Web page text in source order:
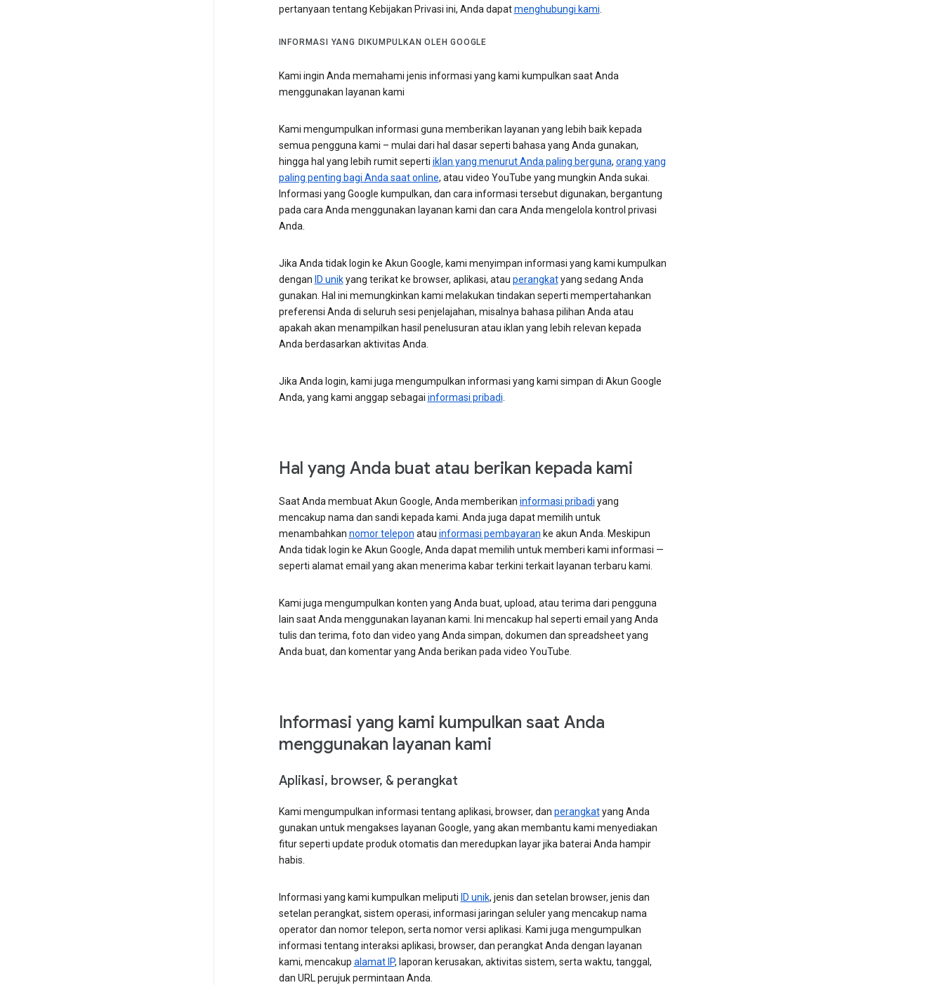
pertanyaan tentang Kebijakan Privasi ini, Anda dapatmenghubungi kami.
INFORMASI YANG DIKUMPULKAN OLEH GOOGLE
Kami ingin Anda memahami jenis informasi yang kami kumpulkan saat Anda
menggunakan layanan kami
Kami mengumpulkan informasi guna memberikan layanan yang lebih baik kepada
semua pengguna kami – mulai dari hal dasar seperti bahasa yang Anda gunakan,
hingga hal yang lebih rumit seperti iklan yang menurut Anda paling berguna, orang yang
paling penting bagi Anda saat online, atau video YouTube yang mungkin Anda sukai.
Informasi yang Google kumpulkan, dan cara informasi tersebut digunakan, bergantung
pada cara Anda menggunakan layanan kami dan cara Anda mengelola kontrol privasi
Anda.
Jika Anda tidak login ke Akun Google, kami menyimpan informasi yang kami kumpulkan
dengan ID unikyang terikat ke browser, aplikasi, atau perangkatyang sedang Anda
gunakan. Hal ini memungkinkan kami melakukan tindakan seperti mempertahankan
preferensi Anda di seluruh sesi penjelajahan, misalnya bahasa pilihan Anda atau
apakah akan menampilkan hasil penelusuran atau iklan yang lebih relevan kepada
Anda berdasarkan aktivitas Anda.
Jika Anda login, kami juga mengumpulkan informasi yang kami simpan di Akun Google
Anda, yang kami anggap sebagai informasi pribadi.
Hal yang Anda buat atau berikan kepada kami
Saat Anda membuat Akun Google, Anda memberikan informasi pribadi yang
mencakup nama dan sandi kepada kami. Anda juga dapat memilih untuk
menambahkan nomor telepon atau informasi pembayaran ke akun Anda. Meskipun
Anda tidak login ke Akun Google, Anda dapat memilih untuk memberi kami informasi —
seperti alamat email yang akan menerima kabar terkini terkait layanan terbaru kami.
Kami juga mengumpulkan konten yang Anda buat, upload, atau terima dari pengguna
lain saat Anda menggunakan layanan kami. Ini mencakup hal seperti email yang Anda
tulis dan terima, foto dan video yang Anda simpan, dokumen dan spreadsheet yang
Anda buat, dan komentar yang Anda berikan pada video YouTube.
Informasi yang kami kumpulkan saat Anda
menggunakan layanan kami
Aplikasi, browser, & perangkat
Kami mengumpulkan informasi tentang aplikasi, browser, dan perangkatyang Anda
gunakan untuk mengakses layanan Google, yang akan membantu kami menyediakan
fitur seperti update produk otomatis dan meredupkan layar jika baterai Anda hampir
habis.
Informasi yang kami kumpulkan meliputi ID unik, jenis dan setelan browser, jenis dan
setelan perangkat, sistem operasi, informasi jaringan seluler yang mencakup nama
operator dan nomor telepon, serta nomor versi aplikasi. Kami juga mengumpulkan
informasi tentang interaksi aplikasi, browser, dan perangkat Anda dengan layanan
kami, mencakup alamat IP, laporan kerusakan, aktivitas sistem, serta waktu, tanggal,
dan URL perujuk permintaan Anda.